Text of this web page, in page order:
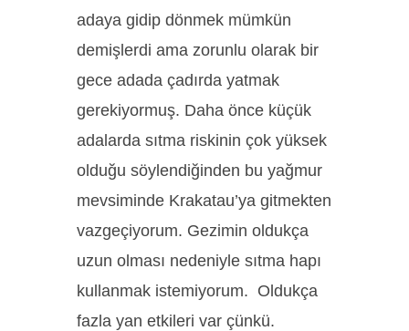
adaya gidip dönmek mümkün
demişlerdi ama zorunlu olarak bir
gece adada çadırda yatmak
gerekiyormuş. Daha önce küçük
adalarda sıtma riskinin çok yüksek
olduğu söylendiğinden bu yağmur
mevsiminde Krakatau’ya gitmekten
vazgeçiyorum. Gezimin oldukça
uzun olması nedeniyle sıtma hapı
kullanmak istemiyorum. Oldukça
fazla yan etkileri var çünkü.